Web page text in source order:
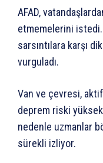
AFAD,
etmemelerini istedi.
sarsıntılara karşı
vurguladı.
Van ve çevresi,
deprem riski
nedenle uzmanlar
sürekli izliyor.